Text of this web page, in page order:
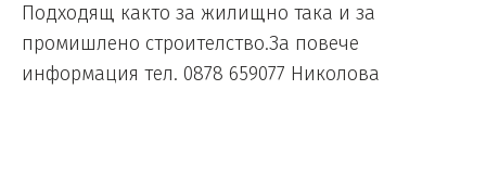
Подходящ както за жилищно така и за
промишлено строителство.За повече
информация тел. 0878 659077 Николова